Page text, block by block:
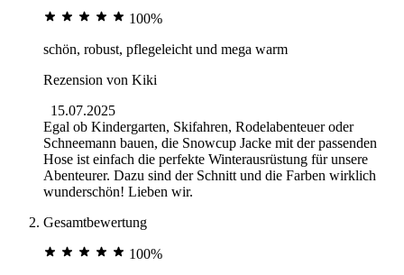
100%
schön, robust, pflegeleicht und mega warm
Rezension von Kiki
15.07.2025
Egal ob Kindergarten, Skifahren, Rodelabenteuer oder
Schneemann bauen, die Snowcup Jacke mit der passenden
Hose ist einfach die perfekte Winterausrüstung für unsere
Abenteurer. Dazu sind der Schnitt und die Farben wirklich
wunderschön! Lieben wir.
Gesamtbewertung
100%